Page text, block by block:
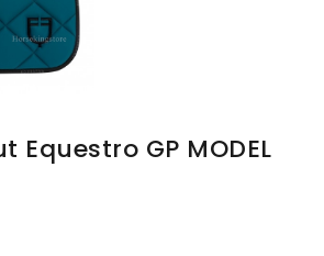
Equestro GP MODEL